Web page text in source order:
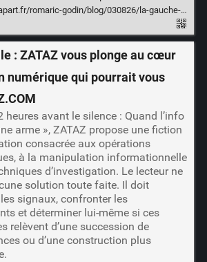
la-gauche-doit-elle-ceder-aux-chants-des-sirenes-de-l-intelligence-artificielle?at_format=link&at_account=mediapart
: ZATAZ vous plonge au cœur
numérique qui pourrait vous
heures avant le silence : Quand l’info
arme », ZATAZ propose une fiction
consacrée aux opérations
à la manipulation informationnelle
d’investigation. Le lecteur ne
solution toute faite. Il doit
signaux, confronter les
et déterminer lui-même si ces
relèvent d’une succession de
ou d’une construction plus